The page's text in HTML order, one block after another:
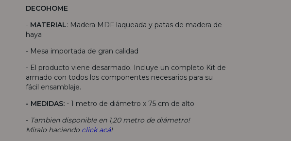
DECOHOME
- MATERIAL: Madera MDF laqueada y patas de madera de
haya
- Mesa importada de gran calidad
- El producto viene desarmado. Incluye un completo Kit de
armado con todos los componentes necesarios para su
fácil ensamblaje.
- MEDIDAS: - 1 metro de diámetro x 75 cm de alto
- Tambien disponible en 1,20 metro de diámetro!
Miralo haciendo click acá!